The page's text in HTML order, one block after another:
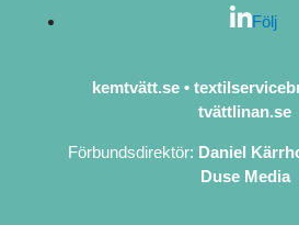
Följ
kemtvätt.se •
tvättlinan.se
Förbundsdirektör: Daniel
Duse Media